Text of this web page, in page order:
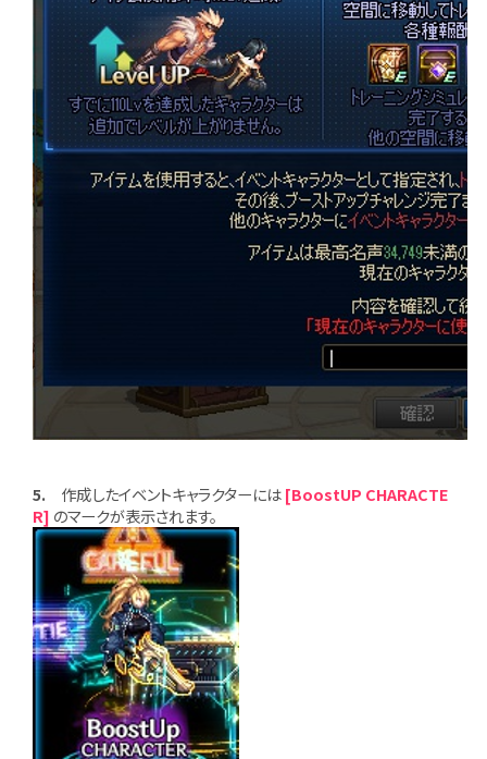
5. 作成したイベントキャラクターには[BoostUP CHARACTE
R] のマークが表示されます。